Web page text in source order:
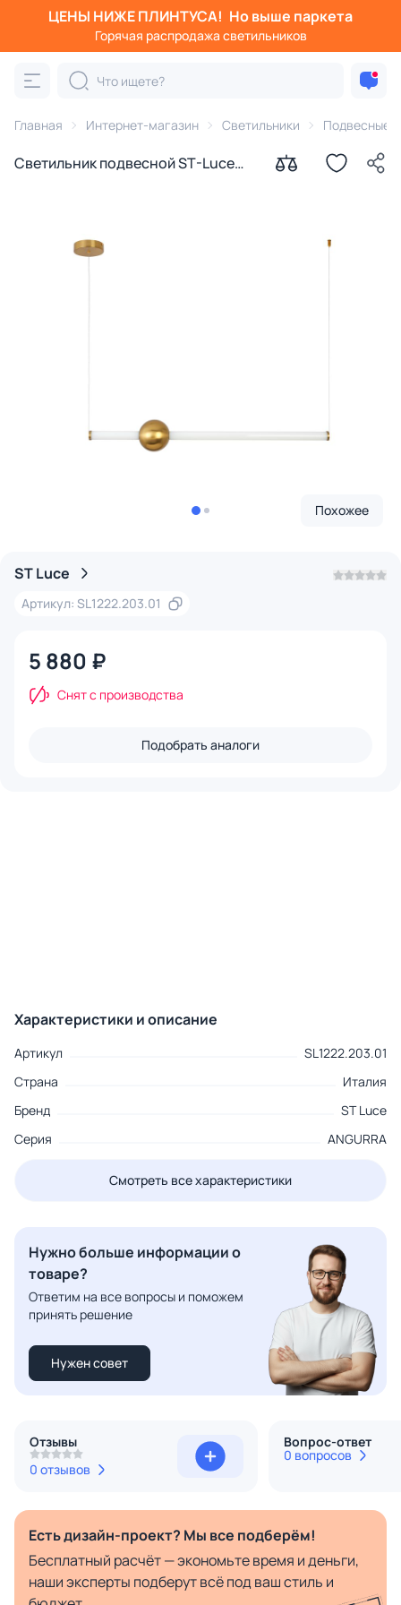
ЦЕНЫ НИЖЕ ПЛИНТУСА! Но выше паркета
Горячая распродажа светильников
Главная Интернет-магазин Светильники Подвесные
Светильник подвесной ST-Luce
Похожее
ST Luce
Артикул: SL1222.203.01
5 880 ₽
Снят с производства
Подобрать аналоги
Характеристики и описание
Артикул
SL1222.203.01
Страна
Италия
Бренд
ST Luce
Серия
ANGURRA
Смотреть все характеристики
Нужно больше информации о
товаре?
Ответим на все вопросы и поможем
принять решение
Нужен совет
Отзывы
0 отзывов
Вопрос-ответ
0 вопросов
Есть дизайн-проект? Мы все подберём!
Бесплатный расчёт — экономьте время и деньги,
наши эксперты подберут всё под ваш стиль и